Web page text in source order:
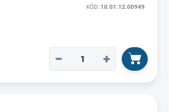
KÓD:10.01.12.00949
+
−